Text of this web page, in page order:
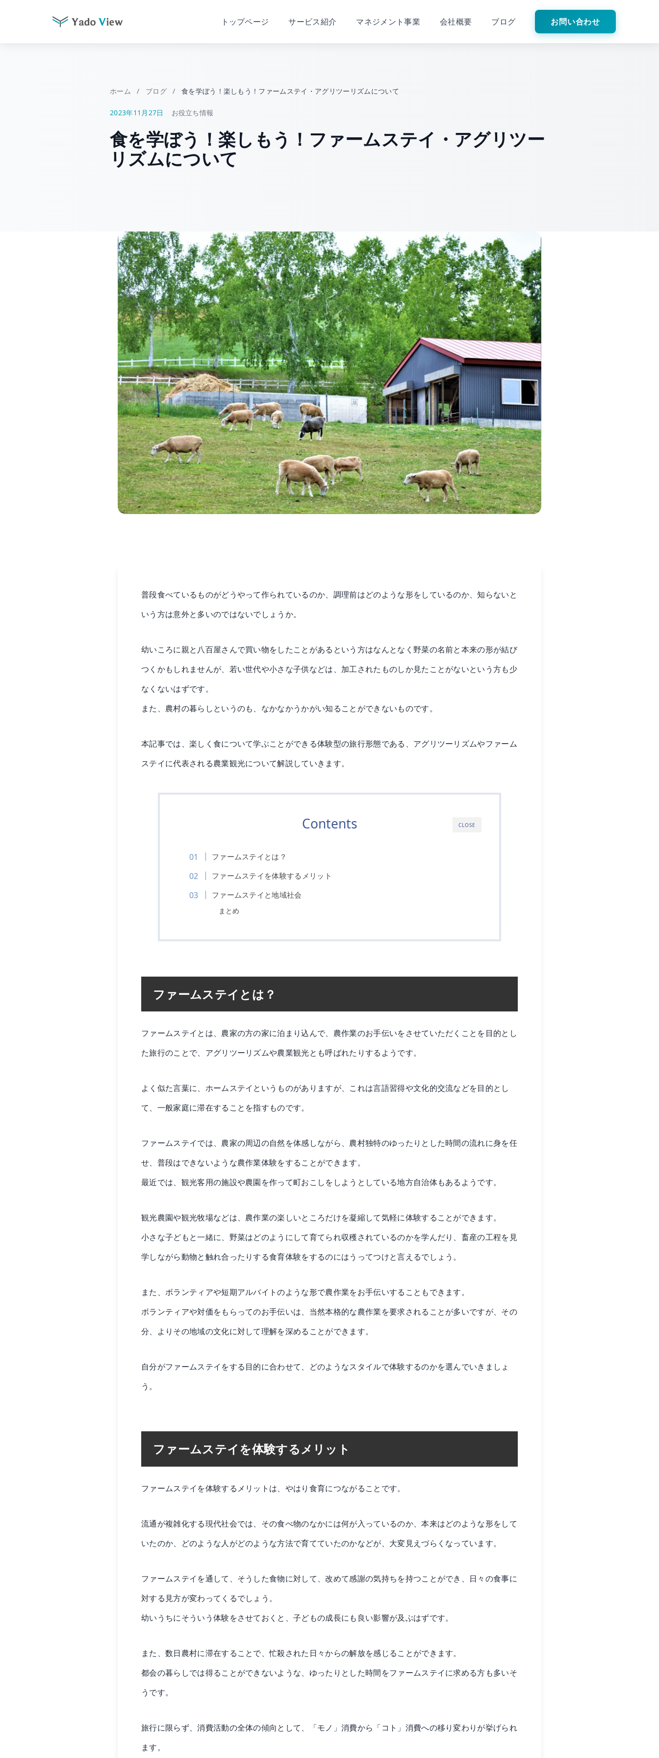
トップページ サービス紹介 マネジメント事業 会社概要 ブログ お問い合わせ
ホーム / ブログ / 食を学ぼう！楽しもう！ファームステイ・アグリツーリズムについて
2023年11月27日 お役立ち情報
食を学ぼう！楽しもう！ファームステイ・アグリツー
リズムについて
普段食べているものがどうやって作られているのか、調理前はどのような形をしているのか、知らないと
いう方は意外と多いのではないでしょうか。
幼いころに親と八百屋さんで買い物をしたことがあるという方はなんとなく野菜の名前と本来の形が結び
つくかもしれませんが、若い世代や小さな子供などは、加工されたものしか見たことがないという方も少
なくないはずです。
また、農村の暮らしというのも、なかなかうかがい知ることができないものです。
本記事では、楽しく食について学ぶことができる体験型の旅行形態である、アグリツーリズムやファーム
ステイに代表される農業観光について解説していきます。
CLOSE
Contents
ファームステイとは？
ファームステイを体験するメリット
ファームステイと地域社会
まとめ
ファームステイとは？
ファームステイとは、農家の方の家に泊まり込んで、農作業のお手伝いをさせていただくことを目的とし
た旅行のことで、アグリツーリズムや農業観光とも呼ばれたりするようです。
よく似た言葉に、ホームステイというものがありますが、これは言語習得や文化的交流などを目的とし
て、一般家庭に滞在することを指すものです。
ファームステイでは、農家の周辺の自然を体感しながら、農村独特のゆったりとした時間の流れに身を任
せ、普段はできないような農作業体験をすることができます。
最近では、観光客用の施設や農園を作って町おこしをしようとしている地方自治体もあるようです。
観光農園や観光牧場などは、農作業の楽しいところだけを凝縮して気軽に体験することができます。
小さな子どもと一緒に、野菜はどのようにして育てられ収穫されているのかを学んだり、畜産の工程を見
学しながら動物と触れ合ったりする食育体験をするのにはうってつけと言えるでしょう。
また、ボランティアや短期アルバイトのような形で農作業をお手伝いすることもできます。
ボランティアや対価をもらってのお手伝いは、当然本格的な農作業を要求されることが多いですが、その
分、よりその地域の文化に対して理解を深めることができます。
自分がファームステイをする目的に合わせて、どのようなスタイルで体験するのかを選んでいきましょ
う。
ファームステイを体験するメリット
ファームステイを体験するメリットは、やはり食育につながることです。
流通が複雑化する現代社会では、その食べ物のなかには何が入っているのか、本来はどのような形をして
いたのか、どのような人がどのような方法で育てていたのかなどが、大変見えづらくなっています。
ファームステイを通して、そうした食物に対して、改めて感謝の気持ちを持つことができ、日々の食事に
対する見方が変わってくるでしょう。
幼いうちにそういう体験をさせておくと、子どもの成長にも良い影響が及ぶはずです。
また、数日農村に滞在することで、忙殺された日々からの解放を感じることができます。
都会の暮らしでは得ることができないような、ゆったりとした時間をファームステイに求める方も多いそ
うです。
旅行に限らず、消費活動の全体の傾向として、「モノ」消費から「コト」消費への移り変わりが挙げられ
ます。